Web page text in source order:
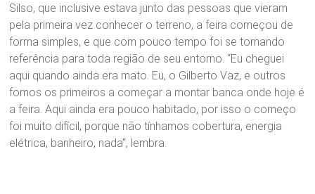
Silso, que inclusive estava junto das pessoas que vieram
pela primeira vez conhecer o terreno, a feira começou de
forma simples, e que com pouco tempo foi se tornando
referência para toda região de seu entorno. “Eu cheguei
aqui quando ainda era mato. Eu, o Gilberto Vaz, e outros
fomos os primeiros a começar a montar banca onde hoje é
a feira. Aqui ainda era pouco habitado, por isso o começo
foi muito difícil, porque não tínhamos cobertura, energia
elétrica, banheiro, nada”, lembra.